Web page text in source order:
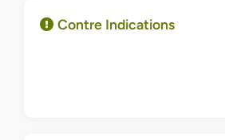
Contre Indications